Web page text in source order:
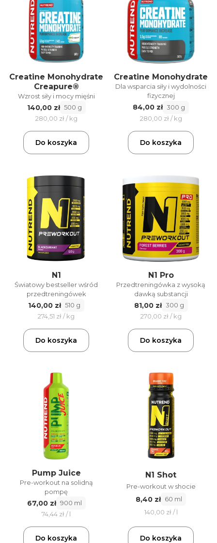
Creatine Monohydrate
Creapure®
Wzrost siły i mocy mięśni
140,00 zł 500 g
280,00 zł / kg
Do koszyka
Creatine Monohydrate
Dla wsparcia siły i wydolności
fizycznej
84,00 zł 300 g
280,00 zł / kg
Do koszyka
N1
Światowy bestseller wśród
przedtreningówek
140,00 zł 510 g
274,51 zł / kg
Do koszyka
N1 Pro
Przedtreningówka z wysoką
dawką substancji
81,00 zł 300 g
270,00 zł / kg
Do koszyka
Pump Juice
Pre-workout na solidną
pompę
67,00 zł 900 ml
74,44 zł / l
Do koszyka
N1 Shot
Pre-workout w shocie
8,40 zł 60 ml
140,00 zł / l
Do koszyka